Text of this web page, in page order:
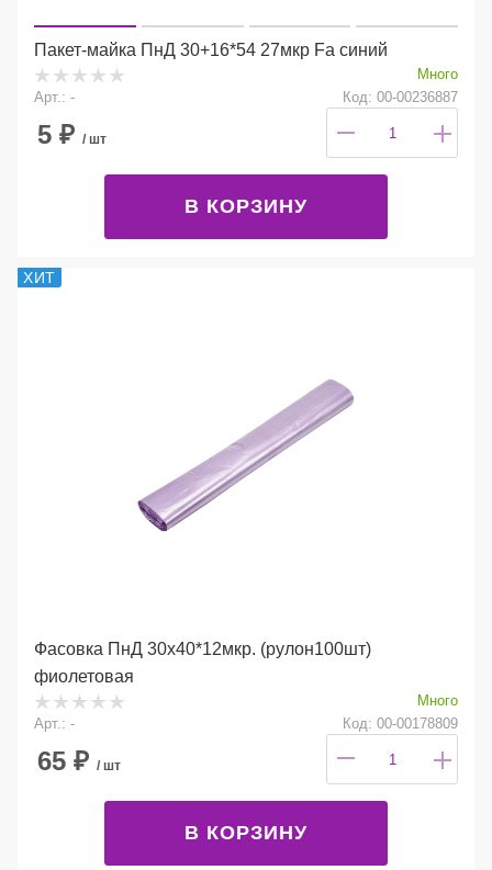
Пакет-майка ПнД 30+16*54 27мкр Fa синий
Много
Арт.: -
Код: 00-00236887
5 ₽ / шт
В КОРЗИНУ
ХИТ
Фасовка ПнД 30х40*12мкр. (рулон100шт)
фиолетовая
Много
Арт.: -
Код: 00-00178809
65 ₽ / шт
В КОРЗИНУ